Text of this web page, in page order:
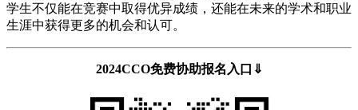
学生不仅能在竞赛中取得优异成绩，还能在未来的学术和职业
生涯中获得更多的机会和认可。
2024CCO免费协助报名入口⇓